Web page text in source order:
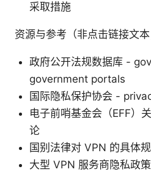
采取措施
资源与参考（非点击链接文本
政府公开法规数据库 -
government portals
国际隐私保护协会 -
电子前哨基金会（EFF）
论
国别法律对 VPN 的具体
大型 VPN 服务商隐私政